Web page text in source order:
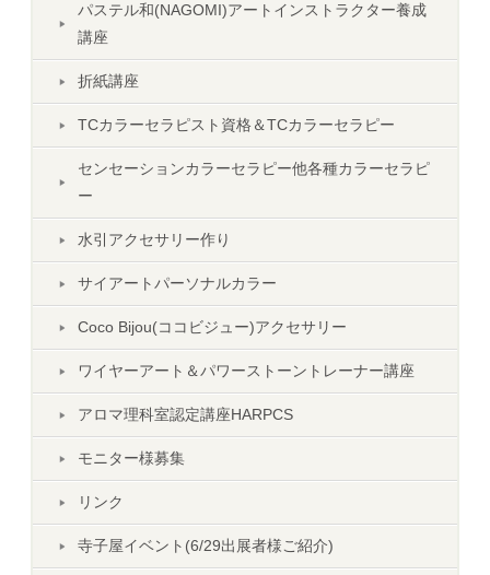
パステル和(NAGOMI)アートインストラクター養成
講座
折紙講座
TCカラーセラピスト資格＆TCカラーセラピー
センセーションカラーセラピー他各種カラーセラピ
ー
水引アクセサリー作り
サイアートパーソナルカラー
Coco Bijou(ココビジュー)アクセサリー
ワイヤーアート＆パワーストーントレーナー講座
アロマ理科室認定講座HARPCS
モニター様募集
リンク
寺子屋イベント(6/29出展者様ご紹介)